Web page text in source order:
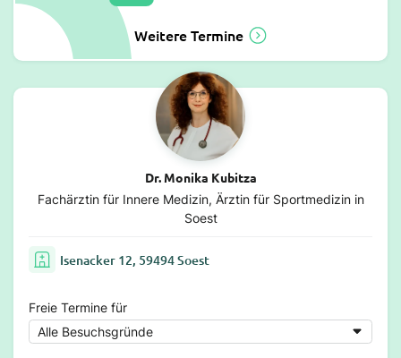
Weitere Termine
Dr. Monika Kubitza
Fachärztin für Innere Medizin, Ärztin für Sportmedizin in
Soest
Isenacker 12, 59494 Soest
Freie Termine für